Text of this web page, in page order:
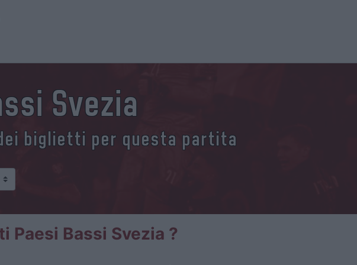
Svezia
biglietti per questa partita
Paesi Bassi Svezia ?